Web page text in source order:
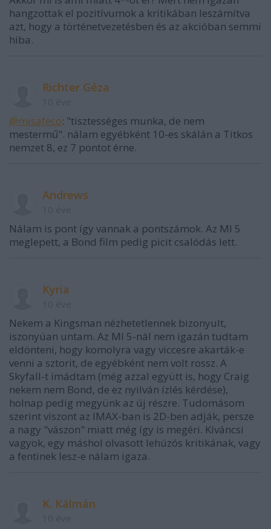
hangzottak el pozitívumok a kritikában leszámítva
azt, hogy a történetvezetésben és az akcióban semmi
hiba.
Richter Géza
@misafeco: "tisztességes munka, de nem
mestermű". nálam egyébként 10-es skálán a Titkos
nemzet 8, ez 7 pontot érne.
Andrews
Nálam is pont így vannak a pontszámok. Az MI 5
meglepett, a Bond film pedig picit csalódás lett.
Kyria
Nekem a Kingsman nézhetetlennek bizonyult,
iszonyúan untam. Az MI 5-nál nem igazán tudtam
eldönteni, hogy komolyra vagy viccesre akarták-e
venni a sztorit, de egyébként nem volt rossz. A
Skyfall-t imádtam (még azzal együtt is, hogy Craig
nekem nem Bond, de ez nyilván ízlés kérdése),
holnap pedig megyünk az új részre. Tudomásom
szerint viszont az IMAX-ban is 2D-ben adják, persze
a nagy "vászon" miatt még így is megéri. Kíváncsi
vagyok, egy máshol olvasott lehúzós kritikának, vagy
a fentinek lesz-e nálam igaza.
K. Kálmán